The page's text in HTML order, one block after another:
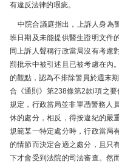
有違反法律的瑕疵。
中院合議庭指出，上訴人身為
班日期及未能提供醫生證明文件
同上訴人聲稱行政當局沒有考慮
罰批示中被引述且已被考慮在內
的觀點，認為不排除警員於週末
合《通則》第238條第2款i項之
規定，行政當局並非單憑警務人
休的處分，相反，得按違紀的嚴
規範某一特定處分時，行政當局
的情節而決定合適之處分，且只
下才會受到法院的司法審查。然